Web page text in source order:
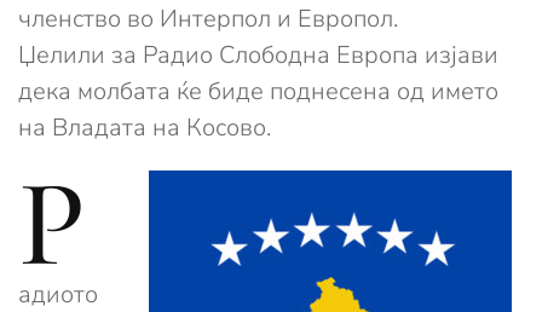
членство во Интерпол и Европол.
Џелили за Радио Слободна Европа изјави
дека молбата ќе биде поднесена од името
на Владата на Косово.
Р
адиото